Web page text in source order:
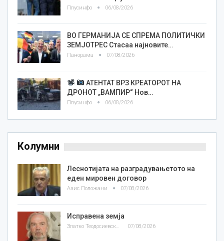
Плусинфо 06/08/2026
ВО ГЕРМАНИЈА СЕ СПРЕМА ПОЛИТИЧКИ
ЗЕМЈОТРЕС Стасаа најновите…
Панорама 07/08/2026
АТЕНТАТ ВРЗ КРЕАТОРОТ НА
ДРОНОТ „ВАМПИР“ Нов…
Плусинфо 06/08/2026
Колумни
Леснотијата на разградувањетото на
еден мировен договор
Азис Положани 07/08/2026
Исправена земја
Златко Теодосиевски 07/08/2026